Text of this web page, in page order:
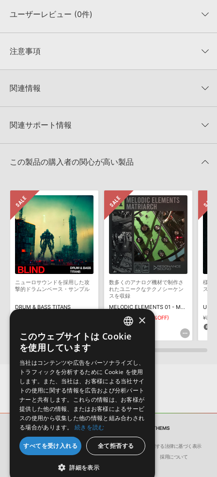
収録ファイル一覧
ユーザーレビュー (0件)
★★★★★
★5
★4
★1
0%
注意事項
KONTAKTフォーマットは、
でお使いいただけます。無償版のKONTAKT PLAYERではお使いい
4GBを超えるデータに関するご注意：
FAT32でフォーマットされた
きます際には、NTFSやHFS＋でフォーマットされたHDDをご用意
いただく必要がございます。
知らせするメールの2通が送信されます。メールに記載されており
ます説明に沿って、製品のダウンロード／導入を行って下さい。
サンプルパック製品には、原則として日本語版操作マニュアルをご
用意しておりません。ご購入後のご不明点や詳細に関するお問い合
わせなどはテクニカルサポート
までご連絡ください。
デモソングは、製品収録サウンドを使ってできることを紹介するた
めのデモンストレーション用の楽曲です。原則として、デモソング
そのものをお使いいただくことはできません。また、デモソングを
構成する全てのサウンドが、サンプルパックに含まれていることを
保証するものではありません。
しかねます。
関連情報
50%OFF！サマーセール！
関連サポート情報
2022.06.06
2022.06.06
マークのついた情報は、該当する製品のご購入ユーザー様専用となって
おります。ご覧頂くには、該当する製品をご購入頂く必要がございます。
TECH TRANCE ANTHEMSのサポート情報
この製品の購入者の関心が高い製品
ニューロサウンドを採用した攻
撃的ドラムンベース・サンプル
DRUM & BASS TITANS
数多くのアナログ機材で制作さ
れたユニークなテクノシーケン
スを収録
MELODIC ELEMENTS 01 - MATRIARCH
¥3,828 ¥1,914(50%OFF)
95pt
様々
スの
サンプルパック TECH TRANCE ANTHEMS
会社概要 環境保護（CSR）への取り組み
特定商取引に関する法律に基づく表示
サイト動作環境
利用規約 個人情報の保護について 採用について
ENGLISH
×
このウェブサイトは Cookie
を使用しています
当社はコンテンツや広告をパーソナライズし、
トラフィックを分析するために Cookie を使用
します。また、当社は、お客様による当社サイ
トの使用に関する情報を広告および分析パート
ナーと共有します。これらの情報は、お客様が
提供した他の情報、またはお客様によるサービ
スの使用から収集した他の情報と組み合わされ
る場合があります。
続きを読む
すべてを受け入れる 全て拒否する
詳細を表示